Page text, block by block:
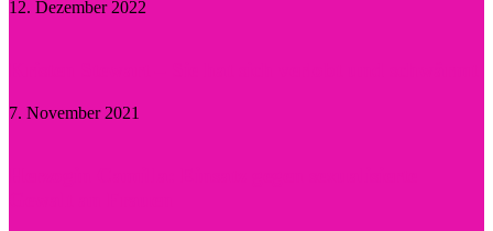
12. Dezember 2022
7. November 2021